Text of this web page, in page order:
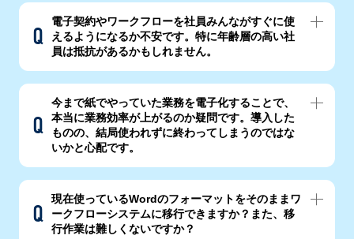
電子契約やワークフローを社員みんながすぐに使
えるようになるか不安です。特に年齢層の高い社
員は抵抗があるかもしれません。
今まで紙でやっていた業務を電子化することで、
本当に業務効率が上がるのか疑問です。導入した
ものの、結局使われずに終わってしまうのではな
いかと心配です。
現在使っているWordのフォーマットをそのままワ
ークフローシステムに移行できますか？また、移
行作業は難しくないですか？